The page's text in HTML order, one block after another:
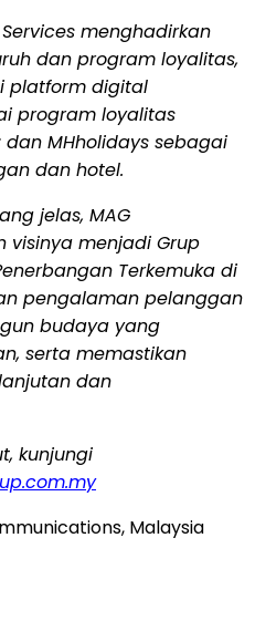
menghadirkan
dan program loyalitas,
platform digital
program loyalitas
MHholidays sebagai
dan hotel.
jelas, MAG
visinya menjadi Grup
Terkemuka di
pengalaman pelanggan
budaya yang
serta memastikan
dan
kunjungi
Malaysia